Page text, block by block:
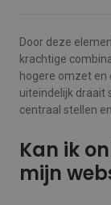
Door deze
krachtige
hogere omzet en
uiteindelijk draait
centraal stellen
Kan ik
mijn